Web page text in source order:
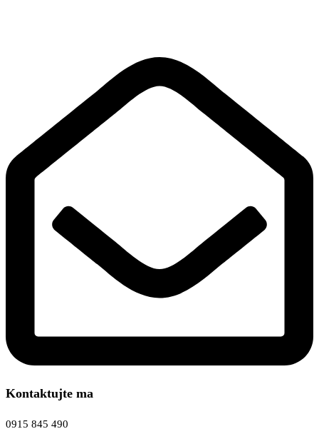
Kontaktujte ma
0915 845 490